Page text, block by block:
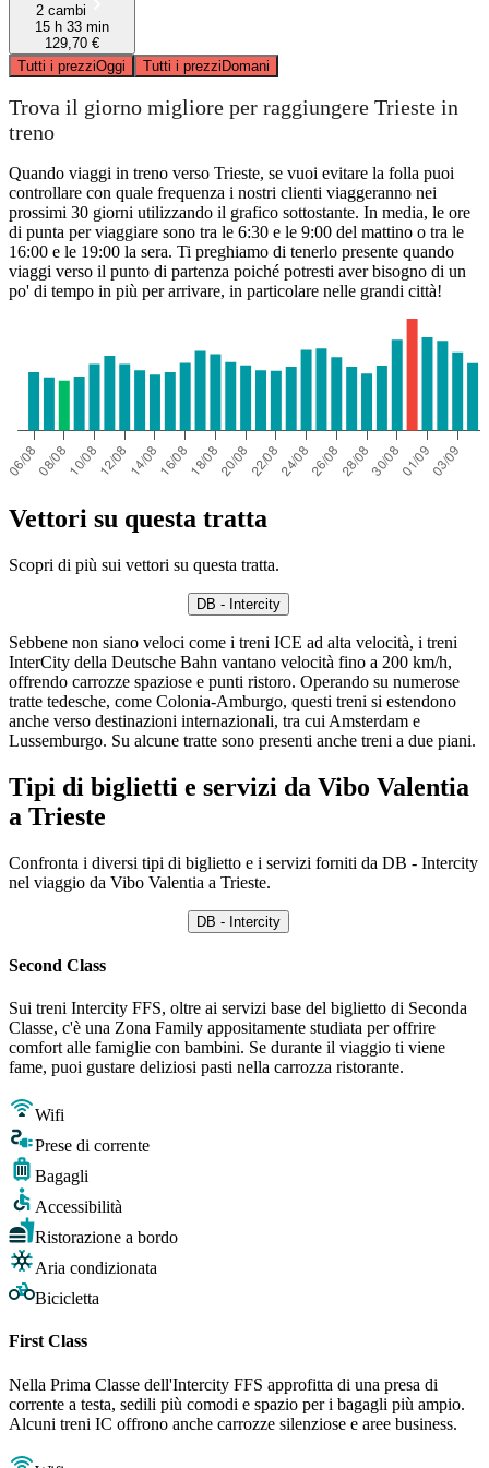
2 cambi
15 h 33 min
129,70 €
Tutti i prezziOggi Tutti i prezziDomani
Trova il giorno migliore per raggiungere Trieste in
treno
Quando viaggi in treno verso Trieste, se vuoi evitare la folla puoi
controllare con quale frequenza i nostri clienti viaggeranno nei
prossimi 30 giorni utilizzando il grafico sottostante. In media, le ore
di punta per viaggiare sono tra le 6:30 e le 9:00 del mattino o tra le
16:00 e le 19:00 la sera. Ti preghiamo di tenerlo presente quando
viaggi verso il punto di partenza poiché potresti aver bisogno di un
po' di tempo in più per arrivare, in particolare nelle grandi città!
Vettori su questa tratta
Scopri di più sui vettori su questa tratta.
DB - Intercity
Sebbene non siano veloci come i treni ICE ad alta velocità, i treni
InterCity della Deutsche Bahn vantano velocità fino a 200 km/h,
offrendo carrozze spaziose e punti ristoro. Operando su numerose
tratte tedesche, come Colonia-Amburgo, questi treni si estendono
anche verso destinazioni internazionali, tra cui Amsterdam e
Lussemburgo. Su alcune tratte sono presenti anche treni a due piani.
Tipi di biglietti e servizi da Vibo Valentia
a Trieste
Confronta i diversi tipi di biglietto e i servizi forniti da DB - Intercity
nel viaggio da Vibo Valentia a Trieste.
DB - Intercity
Second Class
Sui treni Intercity FFS, oltre ai servizi base del biglietto di Seconda
Classe, c'è una Zona Family appositamente studiata per offrire
comfort alle famiglie con bambini. Se durante il viaggio ti viene
fame, puoi gustare deliziosi pasti nella carrozza ristorante.
Wifi
Prese di corrente
Bagagli
Accessibilità
Ristorazione a bordo
Aria condizionata
Bicicletta
First Class
Nella Prima Classe dell'Intercity FFS approfitta di una presa di
corrente a testa, sedili più comodi e spazio per i bagagli più ampio.
Alcuni treni IC offrono anche carrozze silenziose e aree business.